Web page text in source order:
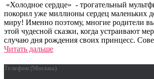
«Холодное сердце» - трогательный
покорил уже миллионы сердец маленьких
миру! Именно поэтому, многие родители
этой чудесной сказки, когда устраивают
случаю дня рождения своих принцесс.
Читать дальше
Телефон (Москва)